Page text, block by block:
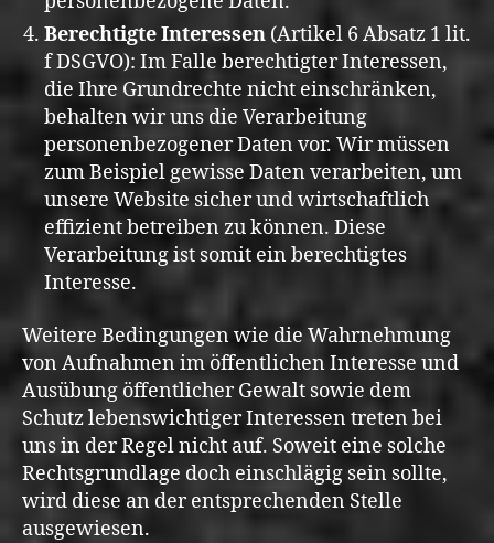
Berechtigte Interessen (Artikel 6 Absatz 1 lit.
f DSGVO): Im Falle berechtigter Interessen,
die Ihre Grundrechte nicht einschränken,
behalten wir uns die Verarbeitung
personenbezogener Daten vor. Wir müssen
zum Beispiel gewisse Daten verarbeiten, um
unsere Website sicher und wirtschaftlich
effizient betreiben zu können. Diese
Verarbeitung ist somit ein berechtigtes
Interesse.
Weitere Bedingungen wie die Wahrnehmung
von Aufnahmen im öffentlichen Interesse und
Ausübung öffentlicher Gewalt sowie dem
Schutz lebenswichtiger Interessen treten bei
uns in der Regel nicht auf. Soweit eine solche
Rechtsgrundlage doch einschlägig sein sollte,
wird diese an der entsprechenden Stelle
ausgewiesen.